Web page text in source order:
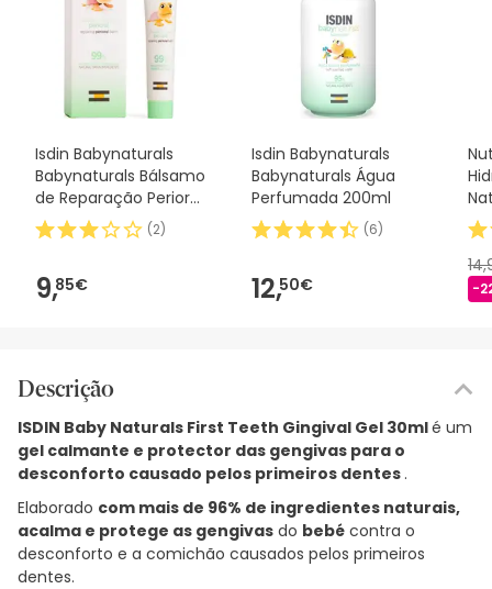
Isdin Babynaturals
Babynaturals Bálsamo
de Reparação Perioral
15ml
(2)
9,85€
Isdin Babynaturals
Babynaturals Água
Perfumada 200ml
(6)
12,50€ -
Descrição
ISDIN Baby Naturals First Teeth Gingival Gel 30mlé um
gel calmante e protector das gengivas para o
desconforto causado pelos primeiros dentes .
Elaborado com mais de 96% de ingredientes naturais,
acalma e protege as gengivas do bebé contra o
desconforto e a comichão causados pelos primeiros
dentes.